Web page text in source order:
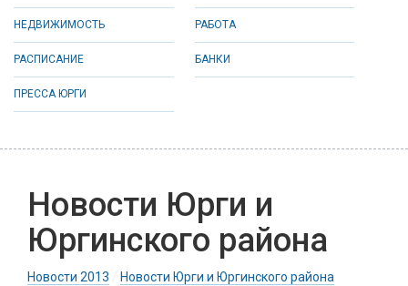
НЕДВИЖИМОСТЬ РАБОТА
РАСПИСАНИЕ БАНКИ
ПРЕССА ЮРГИ
Новости Юрги и
Юргинского района
Новости 2013 Новости Юрги и Юргинского района